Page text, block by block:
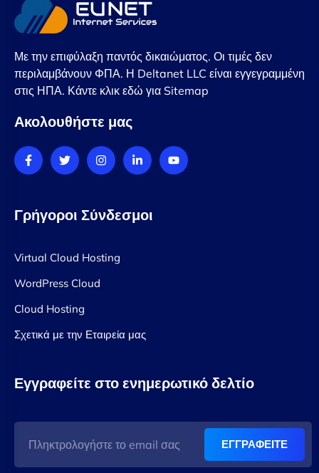
Με την επιφύλαξη παντός δικαιώματος. Οι τιμές δεν
περιλαμβάνουν ΦΠΑ. Η Deltanet LLC είναι εγγεγραμμένη
στις ΗΠΑ. Κάντε κλικ εδώ για Sitemap
Ακολουθήστε μας
Γρήγοροι Σύνδεσμοι
Virtual Cloud Hosting
WordPress Cloud
Cloud Hosting
Σχετικά με την Εταιρεία μας
Εγγραφείτε στο ενημερωτικό δελτίο
ΕΓΓΡΑΦΕΙΤΕ